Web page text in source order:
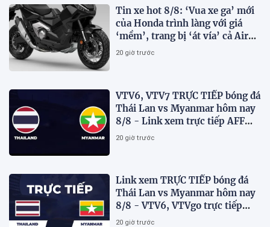
Tin xe hot 8/8: ‘Vua xe ga’ mới
của Honda trình làng với giá
‘mềm’, trang bị ‘át vía’ cả Air
Blade và SH
20 giờ trước
VTV6, VTV7 TRỰC TIẾP bóng đá
Thái Lan vs Myanmar hôm nay
8/8 - Link xem trực tiếp AFF
Cup 2026 mới nhất
20 giờ trước
Link xem TRỰC TIẾP bóng đá
Thái Lan vs Myanmar hôm nay
8/8 - VTV6, VTVgo trực tiếp
AFF Cup 2026
20 giờ trước